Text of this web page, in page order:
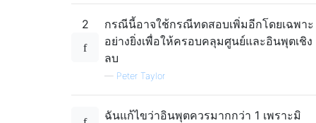
2
กรณีนี้อาจใช้กรณีทดสอบเพิ่มอีกโดยเฉพาะ
อย่างยิ่งเพื่อให้ครอบคลุมศูนย์และอินพุตเชิง
ลบ
— Peter Taylor
ฉันแก้ไขว่าอินพุตควรมากกว่า 1 เพราะมิ